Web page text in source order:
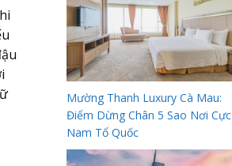
Mường Thanh Luxury Cà Mau:
Điểm Dừng Chân 5 Sao Nơi Cực
Nam Tổ Quốc